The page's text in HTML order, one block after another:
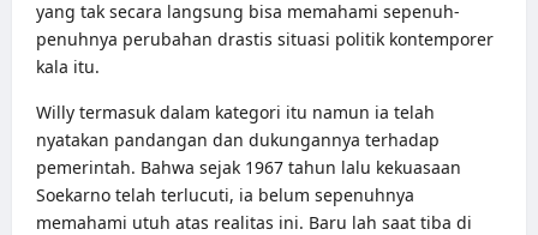
yang tak secara langsung bisa memahami sepenuh-
penuhnya perubahan drastis situasi politik kontemporer
kala itu.
Willy termasuk dalam kategori itu namun ia telah
nyatakan pandangan dan dukungannya terhadap
pemerintah. Bahwa sejak 1967 tahun lalu kekuasaan
Soekarno telah terlucuti, ia belum sepenuhnya
memahami utuh atas realitas ini. Baru lah saat tiba di